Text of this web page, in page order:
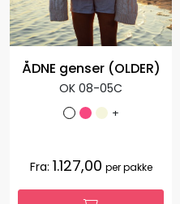
ÅDNE genser (OLDER)
OK 08-05C
+
Fra: 1.127,00 per pakke